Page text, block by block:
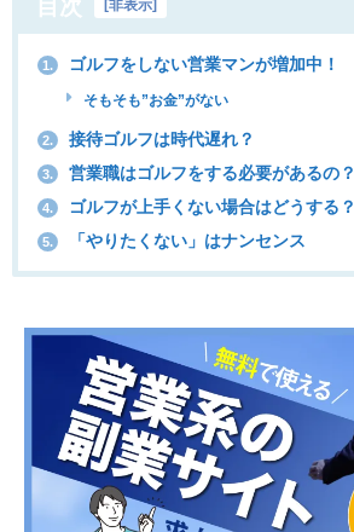
目次 非表示
1. ゴルフをしない営業マンが増加中！
そもそも”お金”がない
2. 接待ゴルフは時代遅れ？
3. 営業職はゴルフをする必要があるの？
4. ゴルフが上手くない場合はどうする？
5. 「やりたくない」はナンセンス